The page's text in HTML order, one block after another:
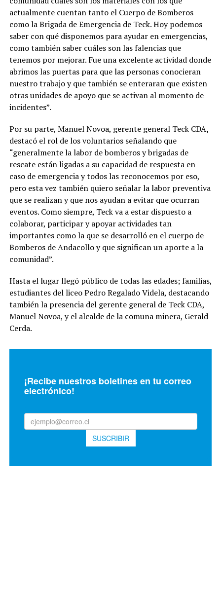
actualmente cuentan tanto el Cuerpo de Bomberos
como la Brigada de Emergencia de Teck. Hoy podemos
saber con qué disponemos para ayudar en emergencias,
como también saber cuáles son las falencias que
tenemos por mejorar. Fue una excelente actividad donde
abrimos las puertas para que las personas conocieran
nuestro trabajo y que también se enteraran que existen
otras unidades de apoyo que se activan al momento de
incidentes”.
Por su parte, Manuel Novoa, gerente general Teck CDA,
destacó el rol de los voluntarios señalando que
“generalmente la labor de bomberos y brigadas de
rescate están ligadas a su capacidad de respuesta en
caso de emergencia y todos las reconocemos por eso,
pero esta vez también quiero señalar la labor preventiva
que se realizan y que nos ayudan a evitar que ocurran
eventos. Como siempre, Teck va a estar dispuesto a
colaborar, participar y apoyar actividades tan
importantes como la que se desarrolló en el cuerpo de
Bomberos de Andacollo y que significan un aporte a la
comunidad”.
Hasta el lugar llegó público de todas las edades; familias,
estudiantes del liceo Pedro Regalado Videla, destacando
también la presencia del gerente general de Teck CDA,
Manuel Novoa, y el alcalde de la comuna minera, Gerald
Cerda.